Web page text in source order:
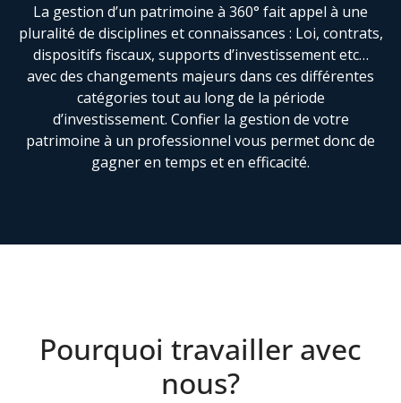
La gestion d’un patrimoine à 360° fait appel à une
pluralité de disciplines et connaissances : Loi, contrats,
dispositifs fiscaux, supports d’investissement etc…
avec des changements majeurs dans ces différentes
catégories tout au long de la période
d’investissement. Confier la gestion de votre
patrimoine à un professionnel vous permet donc de
gagner en temps et en efficacité.
Pourquoi travailler avec
nous?